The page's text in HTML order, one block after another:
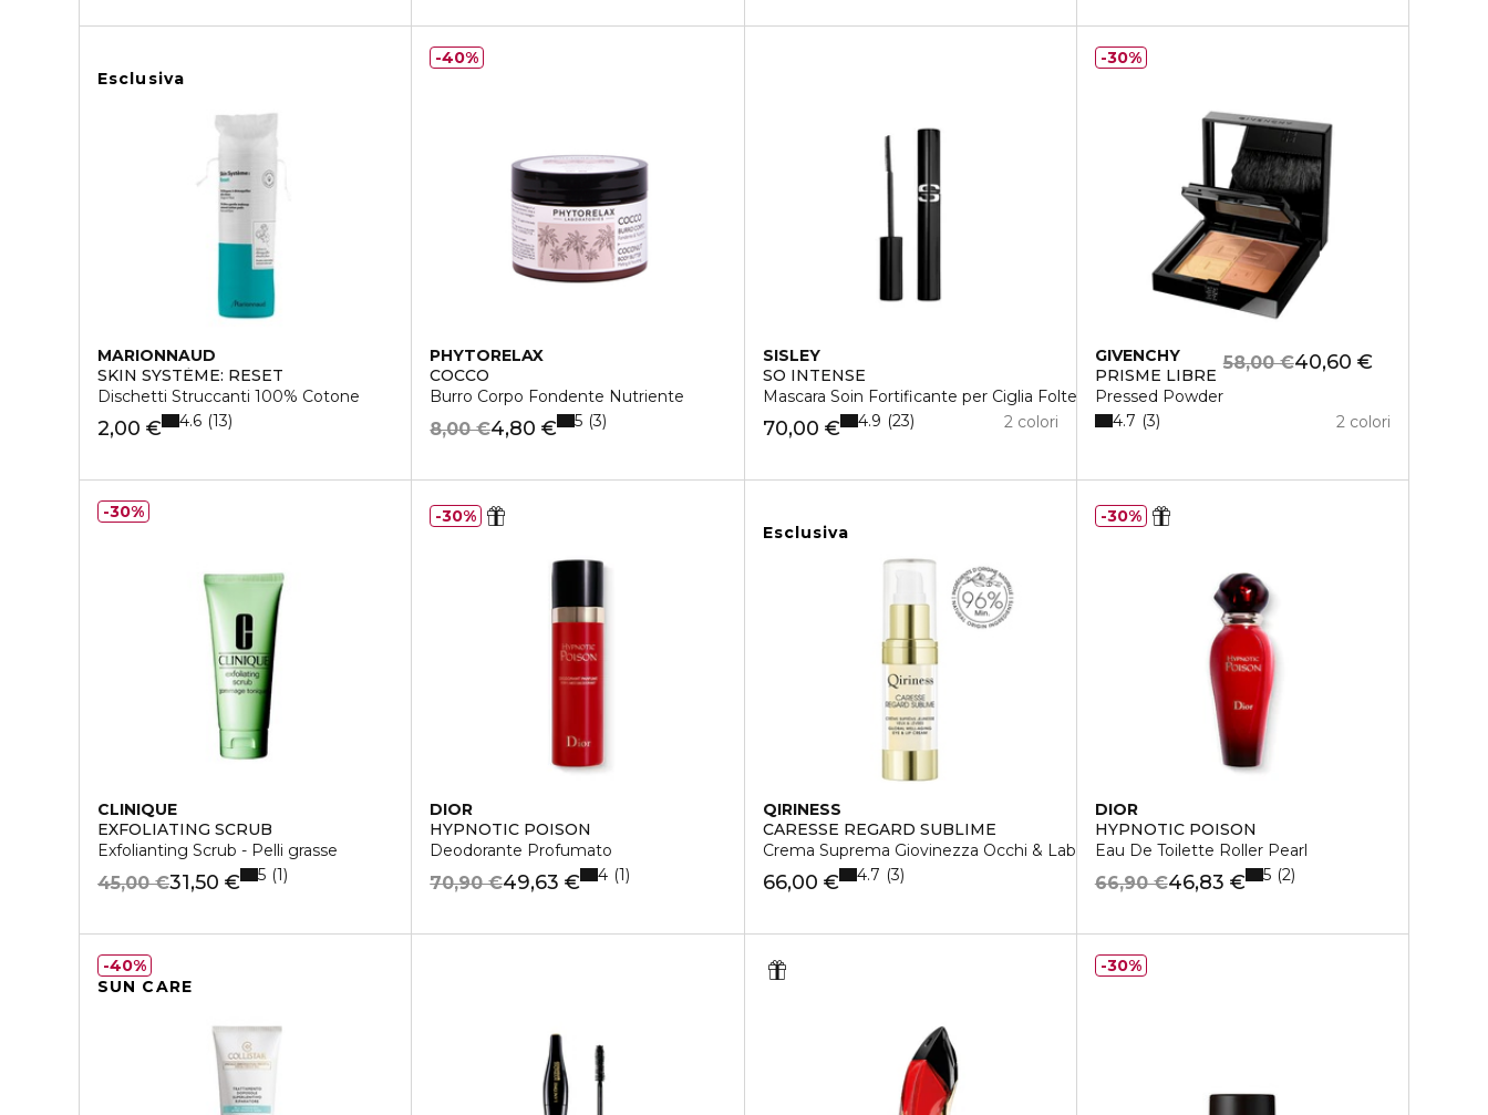
Esclusiva
MARIONNAUD
SKIN SYSTÈME: RESET
Dischetti Struccanti 100% Cotone
2,00 € 4.6 13
PHYTORELAX
COCCO
Burro Corpo Fondente Nutriente
4,80 €
8,00 € 5 3
40%
SISLEY
SO INTENSE
Mascara Soin Fortificante per Ciglia Folte
70,00 € 2 colori
4.9 23
GIVENCHY
PRISME LIBRE
Pressed Powder
40,60 €
58,00 €
2 colori
4.7 3
30%
CLINIQUE
EXFOLIATING SCRUB
Exfolianting Scrub - Pelli grasse
31,50 €
45,00 € 5 1
30%
DIOR
HYPNOTIC POISON
Deodorante Profumato
49,63 €
70,90 € 4 1
30%
Esclusiva
QIRINESS
CARESSE REGARD SUBLIME
Crema Suprema Giovinezza Occhi & Labbra
66,00 € 4.7 3
DIOR
HYPNOTIC POISON
Eau De Toilette Roller Pearl
46,83 €
66,90 € 5 2
30%
SUN CARE
40% 30%